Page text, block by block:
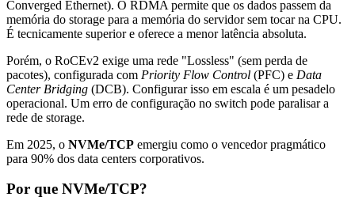
Converged Ethernet). O RDMA permite que os dados passem da
memória do storage para a memória do servidor sem tocar na CPU.
É tecnicamente superior e oferece a menor latência absoluta.
Porém, o RoCEv2 exige uma rede "Lossless" (sem perda de
pacotes), configurada com Priority Flow Control (PFC) e Data
Center Bridging (DCB). Configurar isso em escala é um pesadelo
operacional. Um erro de configuração no switch pode paralisar a
rede de storage.
Em 2025, o NVMe/TCP emergiu como o vencedor pragmático
para 90% dos data centers corporativos.
Por que NVMe/TCP?